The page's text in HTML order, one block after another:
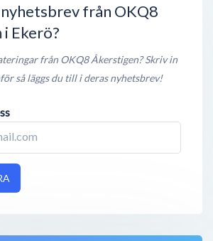
från OKQ8
Ekerö?
från OKQ8 Åkerstigen? Skriv in
så läggs du till i deras nyhetsbrev!